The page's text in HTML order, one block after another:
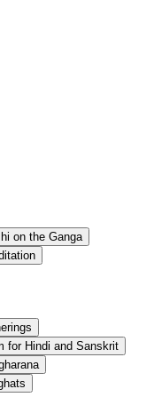
on the Ganga
for Hindi and Sanskrit